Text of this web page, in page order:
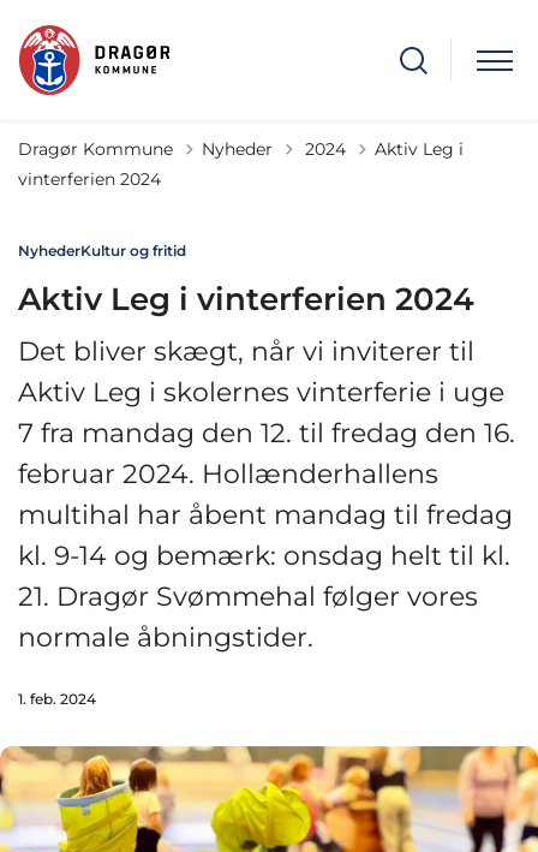
Dragør Kommune Nyheder Tilbage til
2024
Aktiv Leg i
vinterferien 2024
NyhederKultur og fritid
Aktiv Leg i vinterferien 2024
Det bliver skægt, når vi inviterer til
Aktiv Leg i skolernes vinterferie i uge
7 fra mandag den 12. til fredag den 16.
februar 2024. Hollænderhallens
multihal har åbent mandag til fredag
kl. 9-14 og bemærk: onsdag helt til kl.
21. Dragør Svømmehal følger vores
normale åbningstider.
1. feb. 2024